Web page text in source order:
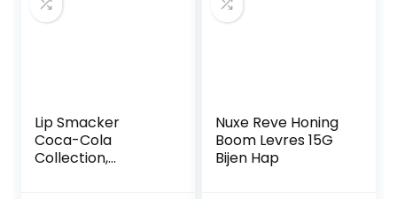
Lip Smacker
Coca-Cola
Collection,
Nuxe Reve Honing
Boom Levres 15G
Bijen Hap